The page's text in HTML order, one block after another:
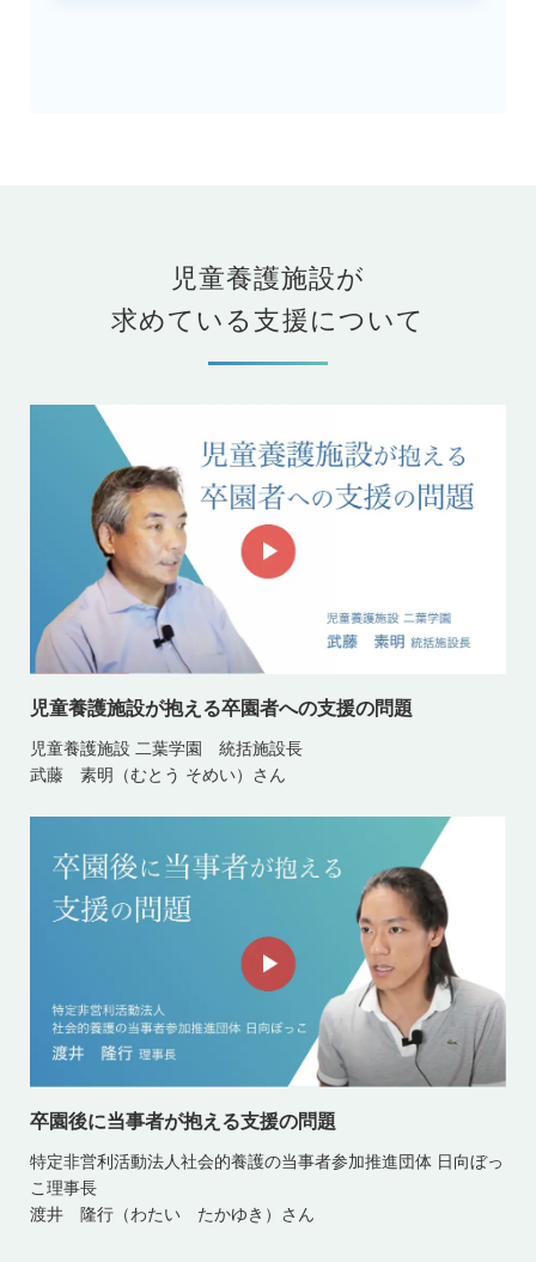
児童養護施設が
求めている支援について
児童養護施設が抱える卒園者への支援の問題
児童養護施設 二葉学園 統括施設長
武藤 素明（むとう そめい）さん
卒園後に当事者が抱える支援の問題
特定非営利活動法人社会的養護の当事者参加推進団体 日向ぼっ
こ理事長
渡井 隆行（わたい たかゆき）さん